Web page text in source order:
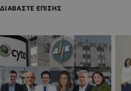
ΔΙΑΒΑΣΤΕ ΕΠΙΣΗΣ